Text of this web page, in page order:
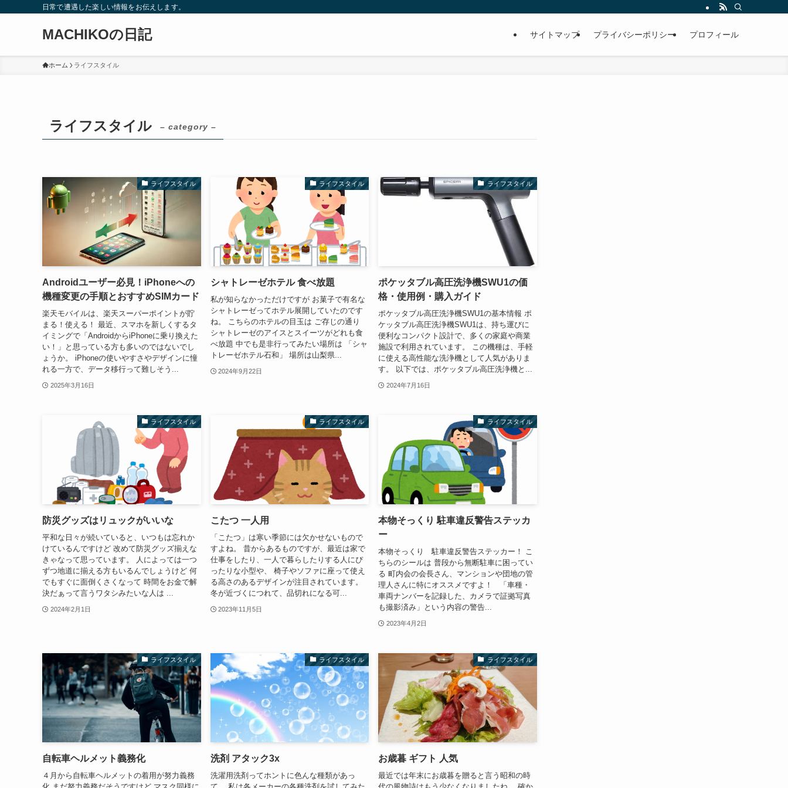
日常で遭遇した楽しい情報をお伝えします。
MACHIKOの日記 サイトマップ プライバシーポリシー プロフィール
ホーム ライフスタイル
ライフスタイル – category –
ライフスタイル
Androidユーザー必見！iPhoneへの
機種変更の手順とおすすめSIMカード
楽天モバイルは、楽天スーパーポイントが貯
まる！使える！ 最近、スマホを新しくするタ
イミングで「AndroidからiPhoneに乗り換えた
い！」と思っている方も多いのではないでし
ょうか。 iPhoneの使いやすさやデザインに憧
れる一方で、データ移行って難しそう...
2025年3月16日
ライフスタイル
シャトレーゼホテル 食べ放題
私が知らなかっただけですが お菓子で有名な
シャトレーゼってホテル展開していたのです
ね。 こちらのホテルの目玉は ご存じの通り
シャトレーゼのアイスとスイーツがどれも食
べ放題 中でも是非行ってみたい場所は 「シャ
トレーゼホテル石和」 場所は山梨県...
2024年9月22日
ライフスタイル
ポケッタブル高圧洗浄機SWU1の価
格・使用例・購入ガイド
ポケッタブル高圧洗浄機SWU1の基本情報 ポ
ケッタブル高圧洗浄機SWU1は、持ち運びに
便利なコンパクト設計で、多くの家庭や商業
施設で利用されています。 この機種は、手軽
に使える高性能な洗浄機として人気がありま
す。 以下では、ポケッタブル高圧洗浄機と...
2024年7月16日
ライフスタイル
防災グッズはリュックがいいな
平和な日々が続いていると、いつもは忘れか
けているんですけど 改めて防災グッズ揃えな
きゃなって思っています。 人によっては一つ
ずつ地道に揃える方もいるんでしょうけど 何
でもすぐに面倒くさくなって 時間をお金で解
決だぁって言うワタシみたいな人は ...
2024年2月1日
ライフスタイル
こたつ 一人用
「こたつ」は寒い季節には欠かせないもので
すよね。 昔からあるものですが、最近は家で
仕事をしたり、一人で暮らしたりする人にぴ
ったりな小型や、 椅子やソファに座って使え
る高さのあるデザインが注目されています。
冬が近づくにつれて、品切れになる可...
2023年11月5日
ライフスタイル
本物そっくり 駐車違反警告ステッカ
ー
本物そっくり 駐車違反警告ステッカー！ こ
ちらのシールは 普段から無断駐車に困ってい
る 町内会の会長さん、マンションや団地の管
理人さんに特にオススメですよ！ 「車種・
車両ナンバーを記録した、カメラで証拠写真
も撮影済み」という内容の警告...
2023年4月2日
ライフスタイル
自転車ヘルメット義務化
４月から自転車ヘルメットの着用が努力義務
ライフスタイル
洗剤 アタック3x
洗濯用洗剤ってホントに色んな種類があっ
ライフスタイル
お歳暮 ギフト 人気
最近では年末にお歳暮を贈ると言う昭和の時